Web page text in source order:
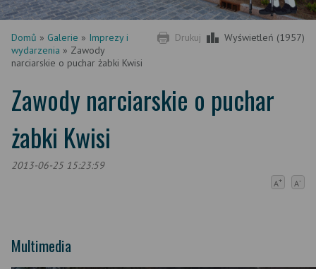
Drukuj Wyświetleń (1957)
Domů » Galerie » Imprezy i
wydarzenia » Zawody
narciarskie o puchar żabki Kwisi
Zawody narciarskie o puchar
żabki Kwisi
2013-06-25 15:23:59
A+ A-
Multimedia